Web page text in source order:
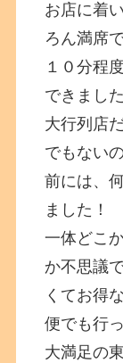
お店に着
ろん満席
１０分程
できました
大行列店
でもない
前には、
ました！
一体どこ
か不思議
くてお得
便でも行
大満足の